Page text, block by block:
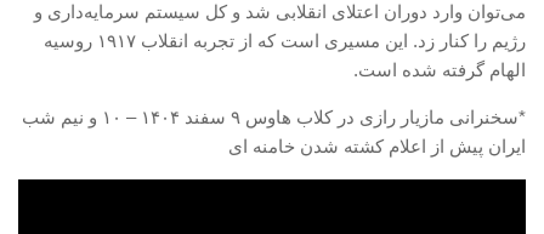
می‌توان وارد دوران اعتلای انقلابی شد و کل سیستم سرمایه‌داری و
رژیم را کنار زد. این مسیری است که از تجربه انقلاب ۱۹۱۷ روسیه
الهام گرفته شده است.
*سخنرانی مازیار رازی در کلاب هاوس ۹ سفند ۱۴۰۴ – ۱۰ و نیم شب
ایران پیش از اعلام کشته شدن خامنه ای